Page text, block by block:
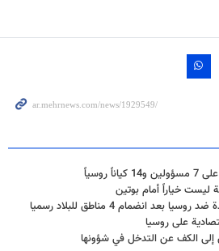
روسياً
ليست خياراً أمام بوتين
بعد انضمام 4 مناطق للبلاد رسميا
على روسيا
الكف عن التدخل في شؤونها